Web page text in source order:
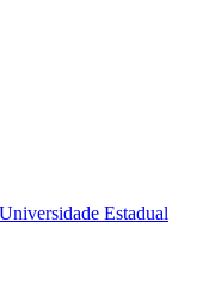
Estadual